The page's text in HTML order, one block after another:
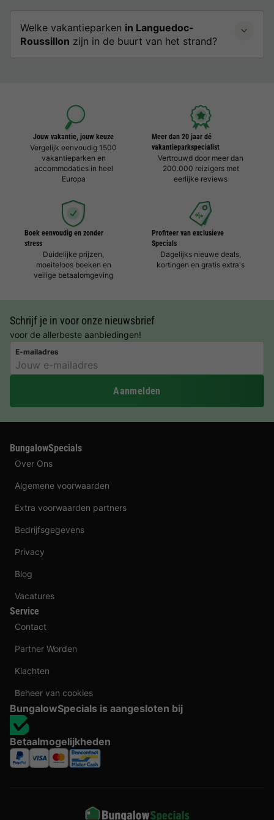
Welke vakantieparken in Languedoc-
Roussillon zijn in de buurt van het strand?
Jouw vakantie, jouw keuze
Vergelijk eenvoudig 1500
vakantieparken en
accommodaties in heel
Europa
Meer dan 20 jaar dé
vakantieparkspecialist
Vertrouwd door meer dan
200.000 reizigers met
eerlijke reviews
Boek eenvoudig en zonder
stress
Duidelijke prijzen,
moeiteloos boeken en
veilige betaalomgeving
Profiteer van exclusieve
Specials
Dagelijks nieuwe deals,
kortingen en gratis extra's
Schrijf je in voor onze nieuwsbrief
voor de allerbeste aanbiedingen!
E-mailadres
Aanmelden
BungalowSpecials
Over Ons
Algemene voorwaarden
Extra voorwaarden partners
Bedrijfsgegevens
Privacy
Blog
Vacatures
Service
Contact
Partner Worden
Klachten
Beheer van cookies
BungalowSpecials is aangesloten bij
Betaalmogelijkheden